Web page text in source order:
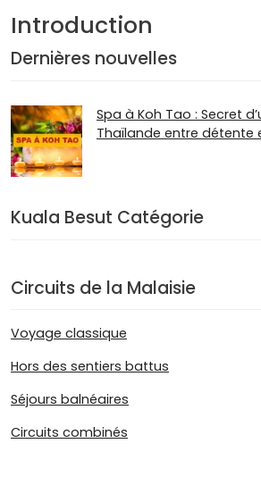
Introduction
Dernières nouvelles
Spa à Koh Tao : Secret
Thaïlande entre détente
Kuala Besut Catégorie
Circuits de la Malaisie
Voyage classique
Hors des sentiers battus
Séjours balnéaires
Circuits combinés